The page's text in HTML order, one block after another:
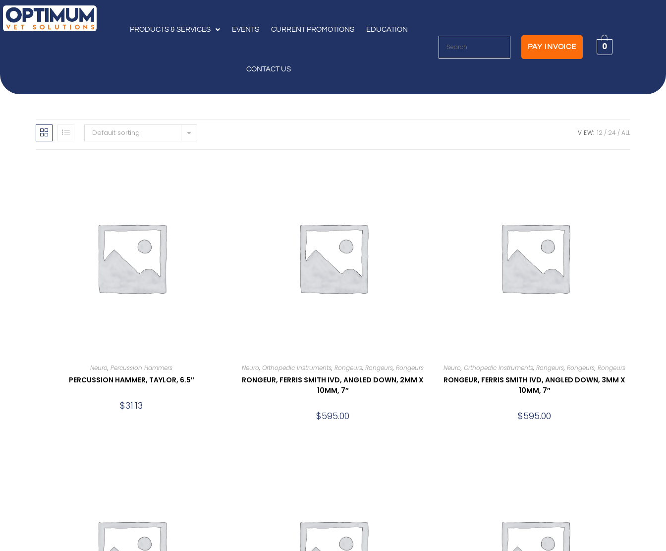
PRODUCTS & SERVICES EVENTS CURRENT PROMOTIONS EDUCATION
CONTACT US
PAY INVOICE 0
Default sorting VIEW: 12 24 ALL
Neuro,Percussion Hammers
PERCUSSION HAMMER, TAYLOR, 6.5″
$31.13
Neuro,Orthopedic Instruments,Rongeurs,Rongeurs,Rongeurs
RONGEUR, FERRIS SMITH IVD, ANGLED DOWN, 2MM X
10MM, 7″
$595.00
Neuro,Orthopedic Instruments,Rongeurs,Rongeurs,Rongeurs
RONGEUR, FERRIS SMITH IVD, ANGLED DOWN, 3MM X
10MM, 7″
$595.00